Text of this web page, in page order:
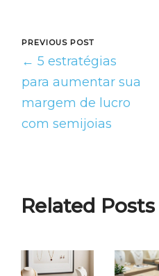
PREVIOUS POST
← 5 estratégias
para aumentar sua
margem de lucro
com semijoias
Related Posts